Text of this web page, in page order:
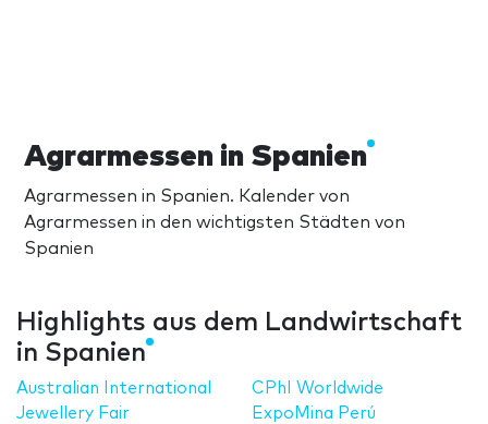
Agrarmessen in Spanien
Agrarmessen in Spanien. Kalender von
Agrarmessen in den wichtigsten Städten von
Spanien
Highlights aus dem Landwirtschaft
in Spanien
Australian International
Jewellery Fair
CPhI Worldwide
ExpoMina Perú